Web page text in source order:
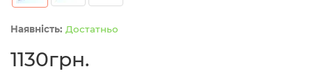
Достатньо
1130грн.